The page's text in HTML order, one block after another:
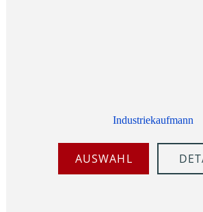
Industriekaufmann
AUSWAHL